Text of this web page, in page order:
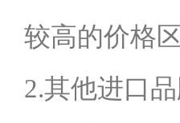
较高的价格区
2.其他进口品